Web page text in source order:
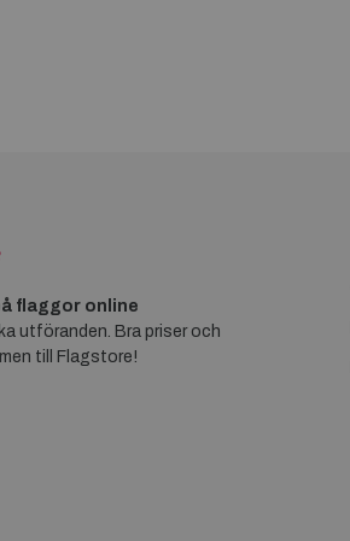
flaggor online
utföranden. Bra priser och
till Flagstore!